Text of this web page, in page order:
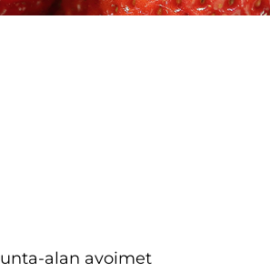
alan avoimet